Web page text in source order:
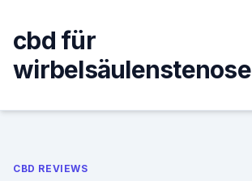
content
cbd für
wirbelsäulenstenose
CBD REVIEWS